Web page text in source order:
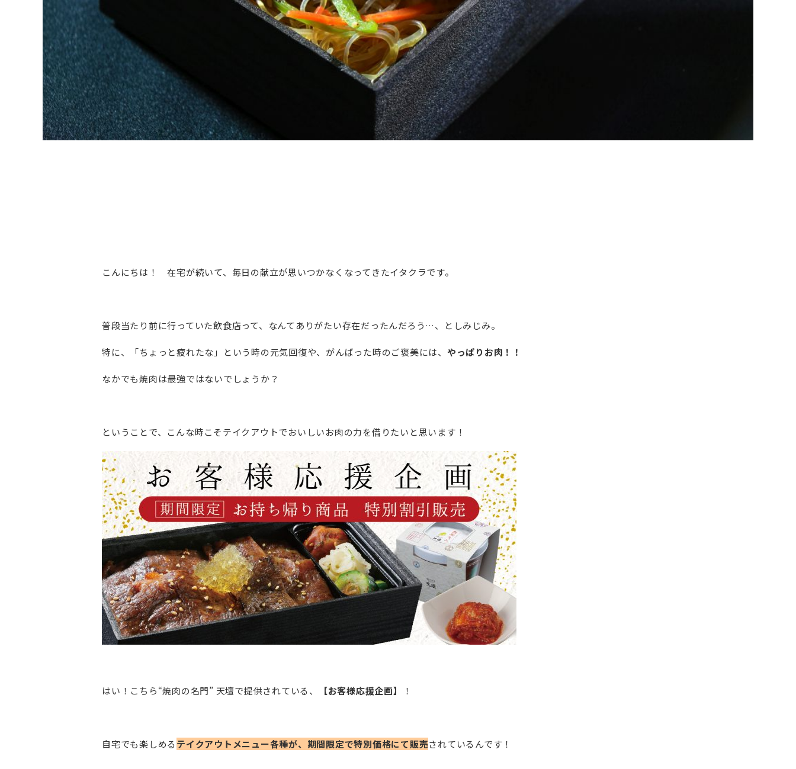
こんにちは！ 在宅が続いて、毎日の献立が思いつかなくなってきたイタクラです。
普段当たり前に行っていた飲食店って、なんてありがたい存在だったんだろう…、としみじみ。
特に、「ちょっと疲れたな」という時の元気回復や、がんばった時のご褒美には、 やっぱりお肉！！
なかでも焼肉は最強ではないでしょうか？
ということで、こんな時こそテイクアウトでおいしいお肉の力を借りたいと思います！
はい！こちら“焼肉の名門” 天壇で提供されている、 【お客様応援企画】 ！
自宅でも楽しめる テイクアウトメニュー各種が、期間限定で特別価格にて販売されているんです！